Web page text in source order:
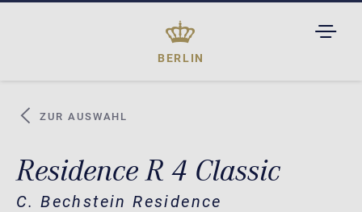
BERLIN
ZUR AUSWAHL
Residence R 4 Classic
C. Bechstein Residence